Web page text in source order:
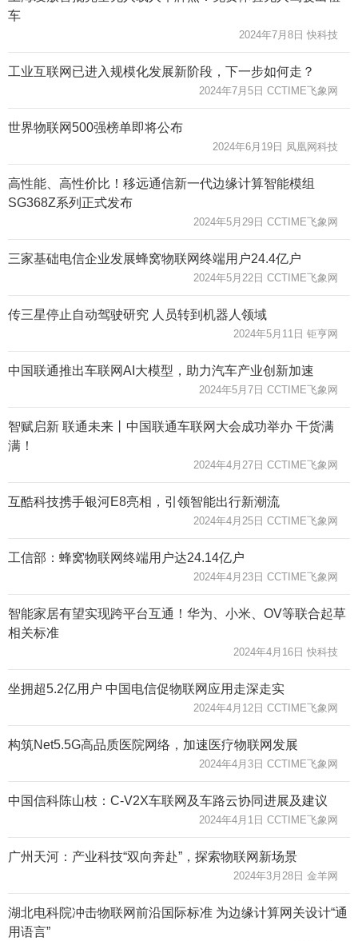
车
2024年7月8日 快科技
工业互联网已进入规模化发展新阶段，下一步如何走？
2024年7月5日 CCTIME飞象网
世界物联网500强榜单即将公布
2024年6月19日 凤凰网科技
高性能、高性价比！移远通信新一代边缘计算智能模组
SG368Z系列正式发布
2024年5月29日 CCTIME飞象网
三家基础电信企业发展蜂窝物联网终端用户24.4亿户
2024年5月22日 CCTIME飞象网
传三星停止自动驾驶研究 人员转到机器人领域
2024年5月11日 钜亨网
中国联通推出车联网AI大模型，助力汽车产业创新加速
2024年5月7日 CCTIME飞象网
智赋启新 联通未来丨中国联通车联网大会成功举办 干货满
满！
2024年4月27日 CCTIME飞象网
互酷科技携手银河E8亮相，引领智能出行新潮流
2024年4月25日 CCTIME飞象网
工信部：蜂窝物联网终端用户达24.14亿户
2024年4月23日 CCTIME飞象网
智能家居有望实现跨平台互通！华为、小米、OV等联合起草
相关标准
2024年4月16日 快科技
坐拥超5.2亿用户 中国电信促物联网应用走深走实
2024年4月12日 CCTIME飞象网
构筑Net5.5G高品质医院网络，加速医疗物联网发展
2024年4月3日 CCTIME飞象网
中国信科陈山枝：C-V2X车联网及车路云协同进展及建议
2024年4月1日 CCTIME飞象网
广州天河：产业科技“双向奔赴”，探索物联网新场景
2024年3月28日 金羊网
湖北电科院冲击物联网前沿国际标准 为边缘计算网关设计“通
用语言”